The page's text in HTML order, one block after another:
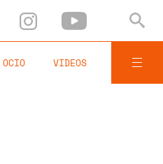
OCIO VIDEOS